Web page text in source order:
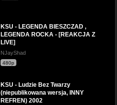
KSU - LEGENDA BIESZCZAD ,
LEGENDA ROCKA - [REAKCJA Z
LIVE]
NJayShad
480p
KSU - Ludzie Bez Twarzy
(niepublikowana wersja, INNY
REFREN) 2002